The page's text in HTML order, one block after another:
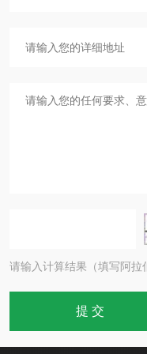
请输入计算结果（填写阿拉